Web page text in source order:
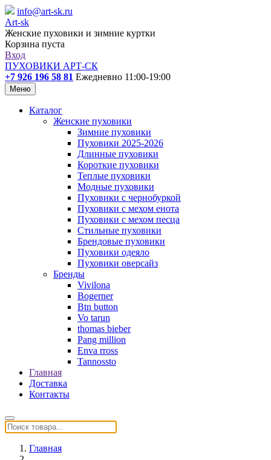
info@art-sk.ru
Art-sk
Женские пуховики и зимние куртки
Корзина пуста
Вход
ПУХОВИКИ АРТ-СК
+7 926 196 58 81 Ежедневно 11:00-19:00
Меню
Каталог
Женские пуховики
Зимние пуховики
Пуховики 2025-2026
Длинные пуховики
Короткие пуховики
Теплые пуховики
Модные пуховики
Пуховики с чернобуркой
Пуховики с мехом енота
Пуховики с мехом песца
Стильные пуховики
Брендовые пуховики
Пуховики одеяло
Пуховики оверсайз
Бренды
Vivilona
Bogerner
Btn button
Vo tarun
thomas bieber
Pang million
Enva rross
Tannossto
Главная
Доставка
Контакты
Главная